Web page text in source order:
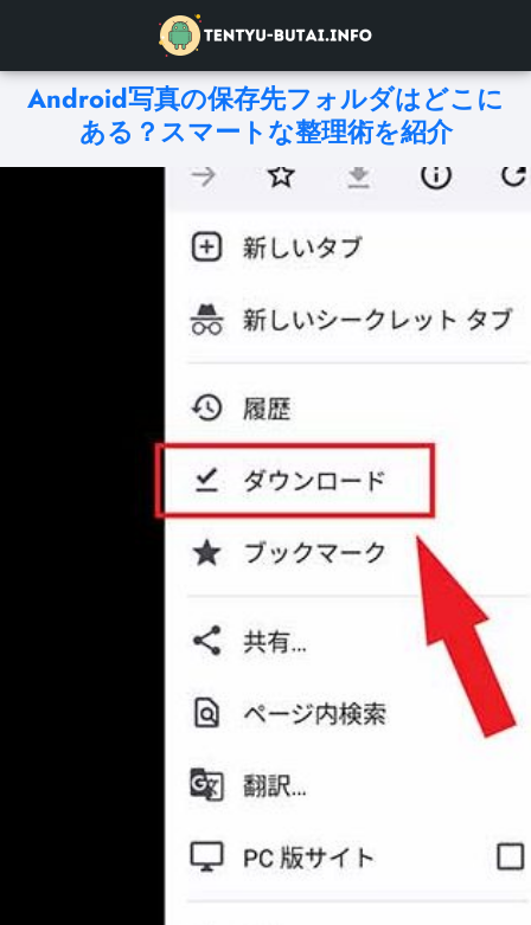
Android写真の保存先フォルダはどこに
ある？スマートな整理術を紹介